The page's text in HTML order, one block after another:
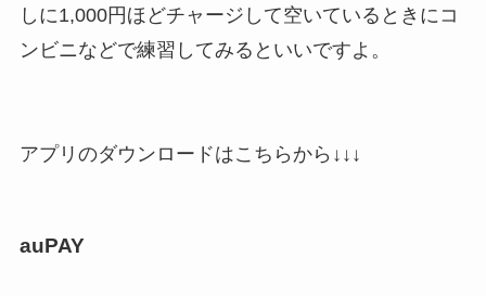
しに1,000円ほどチャージして空いているときにコ
ンビニなどで練習してみるといいですよ。
アプリのダウンロードはこちらから↓↓↓
auPAY